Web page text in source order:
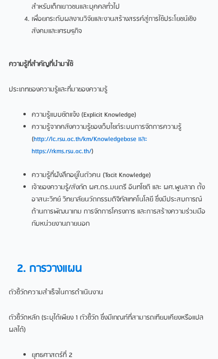
สำหรับเด็กเยาวชนและบุคคลทั่วไป
เพื่อยกระดับผลงานวิจัยและงานสร้างสรรค์สู่การใช้ประโยชน์เชิง
สังคมและเศรษฐกิจ
ความรู้ที่สำคัญที่นำมาใช้
ประเภทของความรู้และที่มาของความรู้
ความรู้แบบชัดแจ้ง (Explicit Knowledge)
ความรู้จากคลังความรู้ของเว็บไซต์ระบบการจัดการความรู้
(http://lc.rsu.ac.th/km/Knowledgebase และ
https://rkms.rsu.ac.th/)
ความรู้ที่ฝังลึกอยู่ในตัวคน (Tacit Knowledge)
เจ้าของความรู้/สังกัด ผศ.ดร.มนตรี อินทโชติ และ ผศ.พูนลาภ ตั้ง
อาสนะวิทย์ วิทยาลัยนวัตกรรมดิจิทัลเทคโนโลยี ซึ่งมีประสบการณ์
ด้านการพัฒนาเกม การจัดการโครงการ และการสร้างความร่วมมือ
กับหน่วยงานภายนอก
2. การวางแผน
ตัวชี้วัดความสำเร็จในการดำเนินงาน
ตัวชี้วัดหลัก (ระบุได้เพียง 1 ตัวชี้วัด ซึ่งมีเกณฑ์ที่สามารถเทียบเคียงหรือแปล
ผลได้)
ยุทธศาสตร์ที่ 2